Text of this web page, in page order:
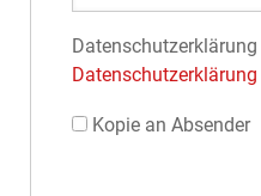
Datenschutz­erklärung
Datenschutz­erklärung
Kopie an Absender